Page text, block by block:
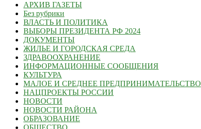
АРХИВ ГАЗЕТЫ
Без рубрики
ВЛАСТЬ И ПОЛИТИКА
ВЫБОРЫ ПРЕЗИДЕНТА РФ 2024
ДОКУМЕНТЫ
ЖИЛЬЕ И ГОРОДСКАЯ СРЕДА
ЗДРАВООХРАНЕНИЕ
ИНФОРМАЦИОННЫЕ СООБЩЕНИЯ
КУЛЬТУРА
МАЛОЕ И СРЕДНЕЕ ПРЕДПРИНИМАТЕЛЬСТВО
НАЦПРОЕКТЫ РОССИИ
НОВОСТИ
НОВОСТИ РАЙОНА
ОБРАЗОВАНИЕ